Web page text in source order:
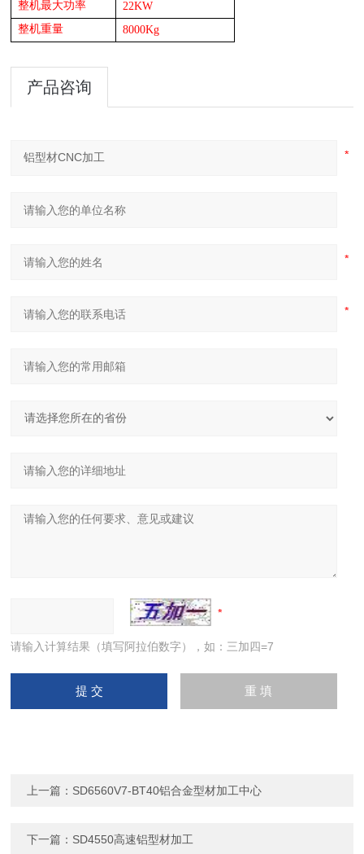
整机最大功率
22KW
整机重量
8000Kg
产品咨询
请输入计算结果（填写阿拉伯数字），如：三加四=7
上一篇： SD6560V7-BT40铝合金型材加工中心
下一篇： SD4550高速铝型材加工